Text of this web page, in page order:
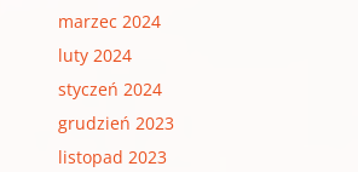
marzec 2024
luty 2024
styczeń 2024
grudzień 2023
listopad 2023